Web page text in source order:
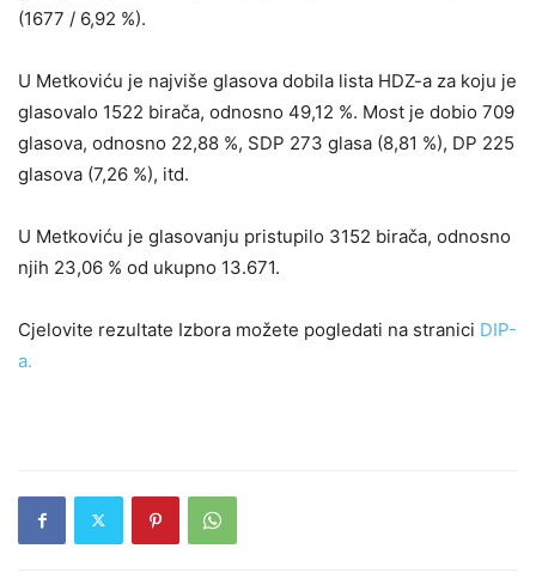
(1677 / 6,92 %).
U Metkoviću je najviše glasova dobila lista HDZ-a za koju je
glasovalo 1522 birača, odnosno 49,12 %. Most je dobio 709
glasova, odnosno 22,88 %, SDP 273 glasa (8,81 %), DP 225
glasova (7,26 %), itd.
U Metkoviću je glasovanju pristupilo 3152 birača, odnosno
njih 23,06 % od ukupno 13.671.
Cjelovite rezultate Izbora možete pogledati na stranici DIP-
a.